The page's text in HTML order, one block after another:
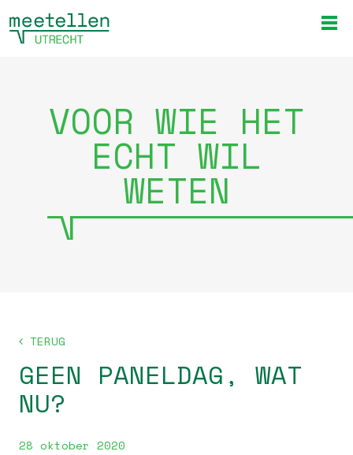
VOOR WIE HET
ECHT WIL
WETEN
TERUG
GEEN PANELDAG, WAT
NU?
28 oktober 2020